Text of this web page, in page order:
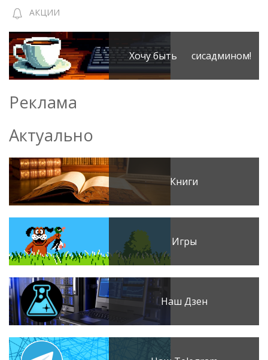
АКЦИИ
Хочу быть сисадмином!
Реклама
Актуально
Книги
Игры
Наш Дзен